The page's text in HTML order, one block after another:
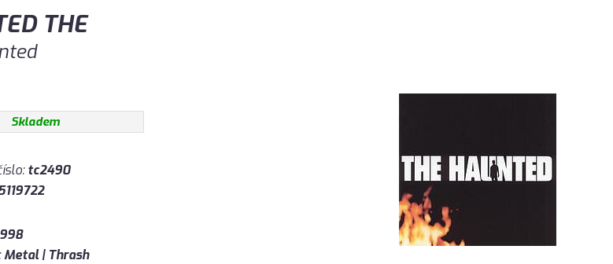
THE
Skladem
tc2490
Metal | Thrash